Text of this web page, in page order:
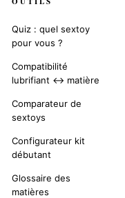
Quiz : quel sextoy
pour vous ?
Compatibilité
lubrifiant ↔ matière
Comparateur de
sextoys
Configurateur kit
débutant
Glossaire des
matières